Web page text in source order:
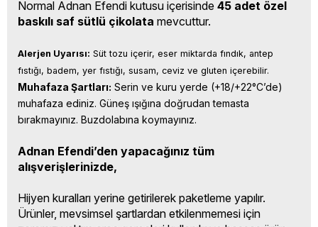
Normal Adnan Efendi kutusu içerisinde 45 adet özel
baskılı saf sütlü çikolata mevcuttur.
Alerjen Uyarısı: Süt tozu içerir, eser miktarda fındık, antep
fıstığı, badem, yer fıstığı, susam, ceviz ve gluten içerebilir.
Muhafaza Şartları: Serin ve kuru yerde (+18/+22°C’de)
muhafaza ediniz. Güneş ışığına doğrudan temasta
bırakmayınız. Buzdolabına koymayınız.
Adnan Efendi’den yapacağınız tüm
alışverişlerinizde,
Hijyen kuralları yerine getirilerek paketleme yapılır.
Ürünler, mevsimsel şartlardan etkilenmemesi için